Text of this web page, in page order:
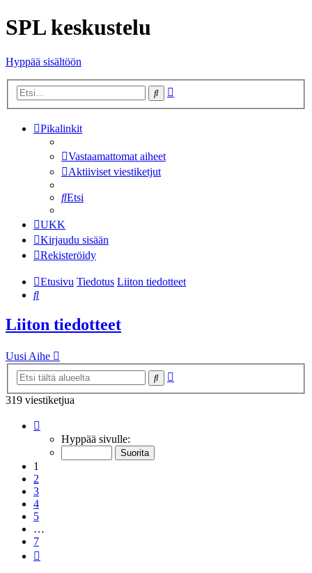
SPL keskustelu
Hyppää sisältöön
Etsi
Pikalinkit
Vastaamattomat aiheet
Aktiiviset viestiketjut
Etsi
UKK
Kirjaudu sisään
Rekisteröidy
Etusivu Tiedotus Liiton tiedotteet
Etsi
Liiton tiedotteet
Uusi Aihe
Etsi
319 viestiketjua
7 Hyppää sivulle:
1
2
3
4
5
…
7